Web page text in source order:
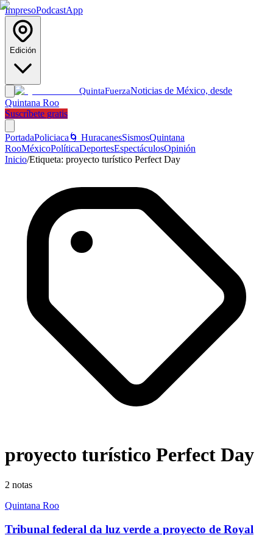
ImpresoPodcastApp
Edición
QuintaFuerzaNoticias de México, desde
Quintana Roo
Suscríbete gratis
PortadaPoliciaca 🌀 HuracanesSismosQuintana
RooMéxicoPolíticaDeportesEspectáculosOpinión
Inicio/Etiqueta: proyecto turístico Perfect Day
proyecto turístico Perfect Day
2 notas
Quintana Roo
Tribunal federal da luz verde a proyecto de Royal